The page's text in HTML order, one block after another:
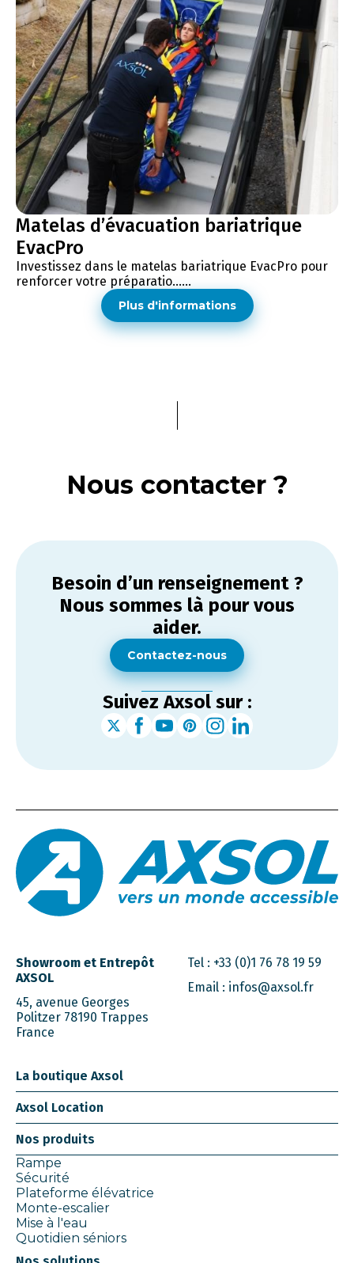
Matelas d’évacuation bariatrique
EvacPro
Investissez dans le matelas bariatrique EvacPro pour
renforcer votre préparatio......
Plus d'informations
Nous contacter ?
Besoin d’un renseignement ?
Nous sommes là pour vous
aider.
Contactez-nous
Suivez Axsol sur :
Showroom et Entrepôt
AXSOL
45, avenue Georges
Politzer 78190 Trappes
France
Tel : +33 (0)1 76 78 19 59
Email : infos@axsol.fr
La boutique Axsol
Axsol Location
Nos produits
Rampe
Sécurité
Plateforme élévatrice
Monte-escalier
Mise à l'eau
Quotidien séniors